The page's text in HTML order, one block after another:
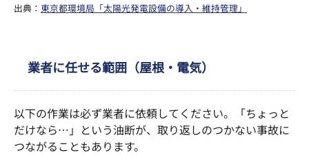
出典： 東京都環境局「太陽光発電設備の導入・維持管理」
業者に任せる範囲（屋根・電気）
以下の作業は必ず業者に依頼してください。「ちょっと
だけなら…」という油断が、取り返しのつかない事故に
つながることもあります。